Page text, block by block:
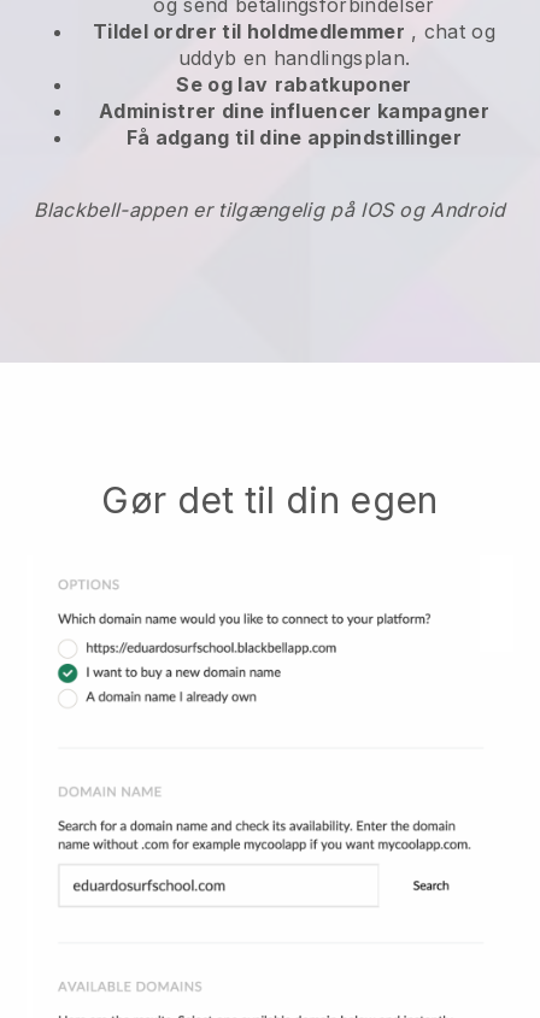
og send betalingsforbindelser
Tildel ordrer til holdmedlemmer , chat og
uddyb en handlingsplan.
Se og lav rabatkuponer
Administrer dine influencer kampagner
Få adgang til dine appindstillinger
Blackbell-appen er tilgængelig på IOS og Android
Gør det til din egen